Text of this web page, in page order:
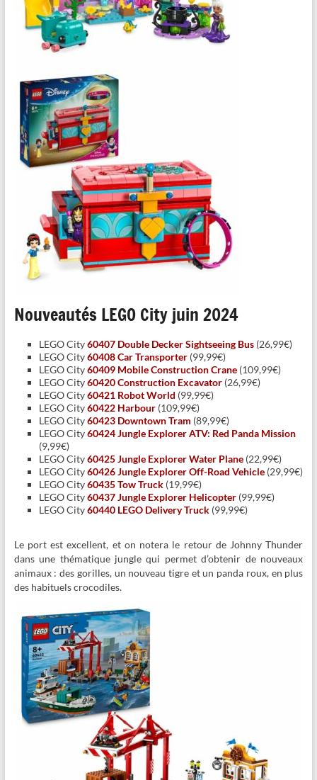
Nouveautés LEGO City juin 2024
LEGO City60407 Double Decker Sightseeing Bus(26,99€)
LEGO City60408 Car Transporter(99,99€)
LEGO City60409 Mobile Construction Crane(109,99€)
LEGO City60420 Construction Excavator(26,99€)
LEGO City60421 Robot World (99,99€)
LEGO City60422 Harbour(109,99€)
LEGO City60423 Downtown Tram (89,99€)
LEGO City60424 Jungle Explorer ATV: Red Panda Mission
(9,99€)
LEGO City60425 Jungle Explorer Water Plane(22,99€)
LEGO City60426 Jungle Explorer Off-Road Vehicle(29,99€)
LEGO City60435 Tow Truck(19,99€)
LEGO City60437 Jungle Explorer Helicopter(99,99€)
LEGO City60440 LEGO Delivery Truck(99,99€)
Le port est excellent, et on notera le retour de Johnny Thunder
dans une thématique jungle qui permet d’obtenir de nouveaux
animaux : des gorilles, un nouveau tigre et un panda roux, en plus
des habituels crocodiles.